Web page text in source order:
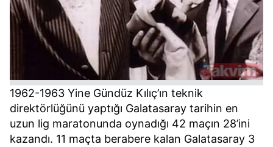
1962-1963 Yine Gündüz Kılıç’ın teknik
direktörlüğünü yaptığı Galatasaray tarihin en
uzun lig maratonunda oynadığı 42 maçın 28’ini
kazandı. 11 maçta berabere kalan Galatasaray 3